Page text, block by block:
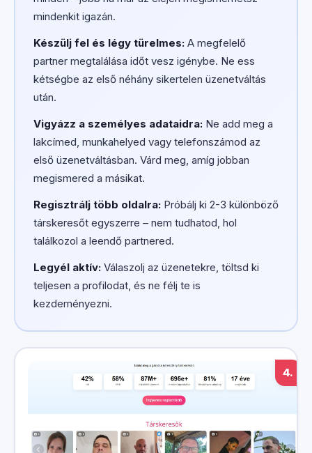
mindenkit igazán.
Készülj fel és légy türelmes:A megfelelő
partner megtalálása időt vesz igénybe. Ne ess
kétségbe az első néhány sikertelen üzenetváltás
után.
Vigyázz a személyes adataidra:Ne add meg a
lakcímed, munkahelyed vagy telefonszámod az
első üzenetváltásban. Várd meg, amíg jobban
megismered a másikat.
Regisztrálj több oldalra:Próbálj ki 2-3 különböző
társkeresőt egyszerre – nem tudhatod, hol
találkozol a leendő partnered.
Legyél aktív:Válaszolj az üzenetekre, töltsd ki
teljesen a profilodat, és ne félj te is
kezdeményezni.
4.